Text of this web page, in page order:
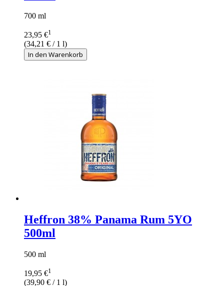
700 ml
23,95 €1
(34,21 € / 1 l)
In den Warenkorb
Heffron 38% Panama Rum 5YO
500ml
500 ml
19,95 €1
(39,90 € / 1 l)